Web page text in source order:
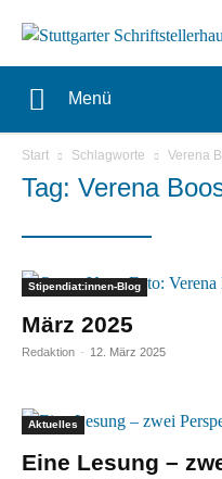
Menü
Start Schlagworte Verena
Tag: Verena
Stipendiat:innen-Blog
März 2025
Redaktion - 12. März 2025
Aktuelles
Eine Lesung –